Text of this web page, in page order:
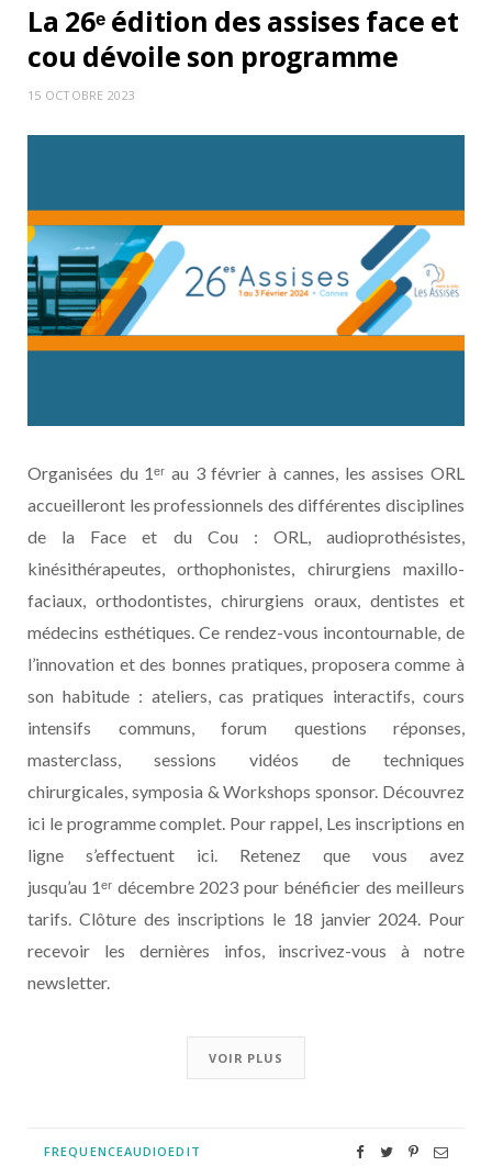
La 26ᵉ édition des assises face et
cou dévoile son programme
15 OCTOBRE 2023
Organisées du 1ᵉʳ au 3 février à cannes, les assises ORL
accueilleront les professionnels des différentes disciplines
de la Face et du Cou : ORL, audioprothésistes,
kinésithérapeutes, orthophonistes, chirurgiens maxillo-
faciaux, orthodontistes, chirurgiens oraux, dentistes et
médecins esthétiques. Ce rendez-vous incontournable, de
l’innovation et des bonnes pratiques, proposera comme à
son habitude : ateliers, cas pratiques interactifs, cours
intensifs communs, forum questions réponses,
masterclass, sessions vidéos de techniques
chirurgicales, symposia & Workshops sponsor. Découvrez
ici le programme complet. Pour rappel, Les inscriptions en
ligne s’effectuent ici. Retenez que vous avez
jusqu’au 1ᵉʳ décembre 2023 pour bénéficier des meilleurs
tarifs. Clôture des inscriptions le 18 janvier 2024. Pour
recevoir les dernières infos, inscrivez-vous à notre
newsletter.
VOIR PLUS
FREQUENCEAUDIOEDIT